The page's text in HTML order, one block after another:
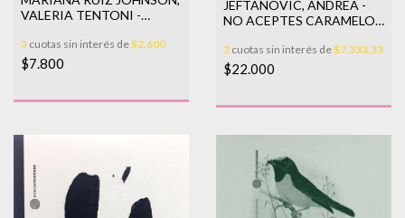
VALERIA TENTONI -
3 cuotas sin interés de$2.600
$7.800
JEFTANOVIC, ANDREA -
NO ACEPTES CARAMELOS
3 cuotas sin interés de$7.333,33
$22.000